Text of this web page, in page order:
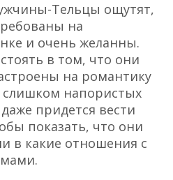
Тельцы ощутят,
на
и очень желанны.
в том, что они
на романтику
напористых
придется вести
показать, что они
в какие отношения с